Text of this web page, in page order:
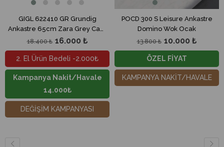
GR Grundig
Zara Grey Cam
16.000 ₺
Bedeli -2.000₺
Nakit/Havale
KAMPANYASI
POCD 300 S Leisure Ankastre
Domino Wok Ocak
10.000 ₺
KAMPANYA NAKİT/HAVALE
POLC 601 S
Göz Gaz